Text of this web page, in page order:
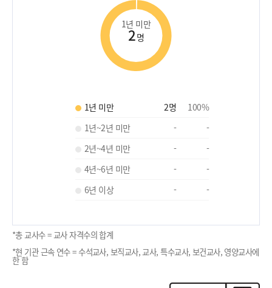
1년 미만
2명
1년 미만 2명 100%
1년~2년 미만
-
-
2년~4년 미만
-
-
4년~6년 미만
-
-
6년 이상
- -
*총 교사수 = 교사 자격수의 합계
*현 기관 근속 연수 = 수석교사, 보직교사, 교사, 특수교사, 보건교사, 영양교사에
한 함